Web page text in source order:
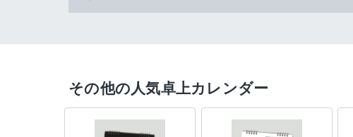
その他の人気卓上カレンダー